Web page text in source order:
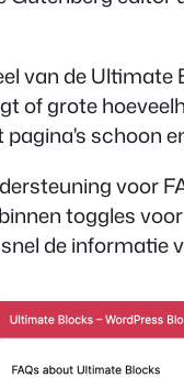
van de
of grote
schoon
voor
toggles
de informatie